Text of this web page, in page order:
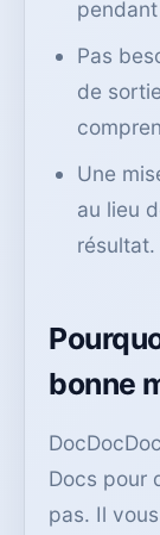
Pas
de
Une
au lieu
résultat.
bonne
Docs pour
pas. Il